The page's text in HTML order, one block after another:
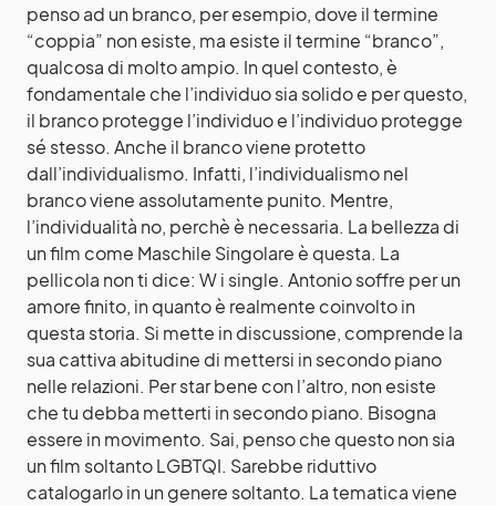
penso ad un branco, per esempio, dove il termine
“coppia” non esiste, ma esiste il termine “branco”,
qualcosa di molto ampio. In quel contesto, è
fondamentale che l’individuo sia solido e per questo,
il branco protegge l’individuo e l’individuo protegge
sé stesso. Anche il branco viene protetto
dall’individualismo. Infatti, l’individualismo nel
branco viene assolutamente punito. Mentre,
l’individualità no, perchè è necessaria. La bellezza di
un film come Maschile Singolare è questa. La
pellicola non ti dice: W i single. Antonio soffre per un
amore finito, in quanto è realmente coinvolto in
questa storia. Si mette in discussione, comprende la
sua cattiva abitudine di mettersi in secondo piano
nelle relazioni. Per star bene con l’altro, non esiste
che tu debba metterti in secondo piano. Bisogna
essere in movimento. Sai, penso che questo non sia
un film soltanto LGBTQI. Sarebbe riduttivo
catalogarlo in un genere soltanto. La tematica viene